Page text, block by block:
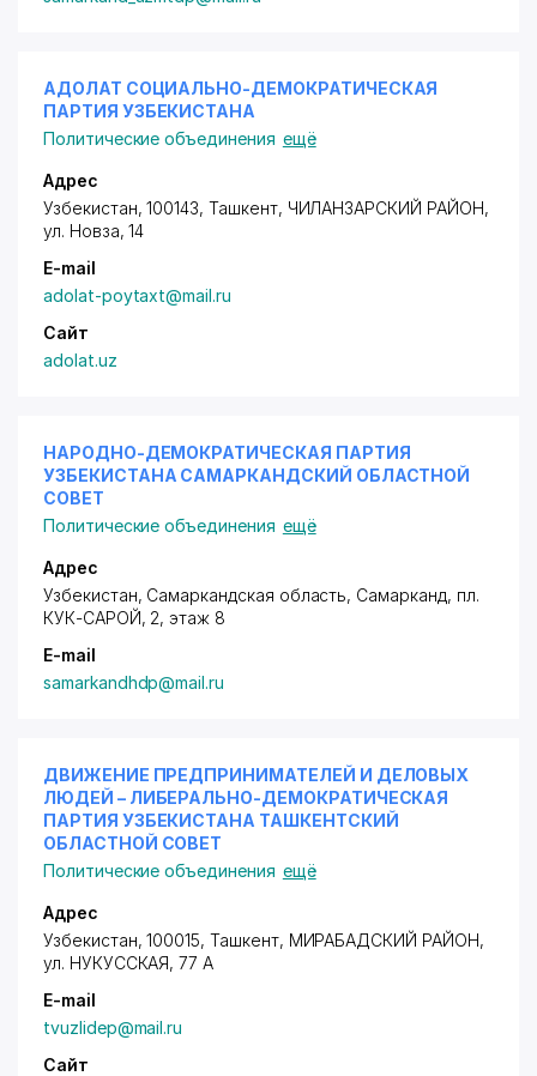
АДОЛАТ СОЦИАЛЬНО-ДЕМОКРАТИЧЕСКАЯ
ПАРТИЯ УЗБЕКИСТАНА
Политические объединения ещё
Адрес
Узбекистан, 100143, Ташкент, ЧИЛАНЗАРСКИЙ РАЙОН,
ул. Новза, 14
E-mail
adolat-poytaxt@mail.ru
Сайт
adolat.uz
НАРОДНО-ДЕМОКРАТИЧЕСКАЯ ПАРТИЯ
УЗБЕКИСТАНА САМАРКАНДСКИЙ ОБЛАСТНОЙ
СОВЕТ
Политические объединения ещё
Адрес
Узбекистан, Самаркандская область, Самарканд, пл.
КУК-САРОЙ, 2, этаж 8
E-mail
samarkandhdp@mail.ru
ДВИЖЕНИЕ ПРЕДПРИНИМАТЕЛЕЙ И ДЕЛОВЫХ
ЛЮДЕЙ – ЛИБЕРАЛЬНО-ДЕМОКРАТИЧЕСКАЯ
ПАРТИЯ УЗБЕКИСТАНА ТАШКЕНТСКИЙ
ОБЛАСТНОЙ СОВЕТ
Политические объединения ещё
Адрес
Узбекистан, 100015, Ташкент, МИРАБАДСКИЙ РАЙОН,
ул. НУКУССКАЯ, 77 А
E-mail
tvuzlidep@mail.ru
Сайт